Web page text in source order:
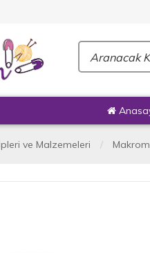
ve Malzemeleri